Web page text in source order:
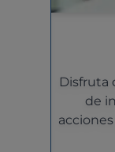
Disfruta
de